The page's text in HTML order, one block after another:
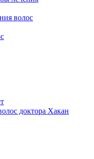
волос
доктора Хакан